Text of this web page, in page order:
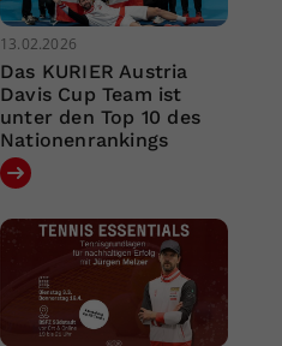
13.02.2026
Das KURIER Austria
Davis Cup Team ist
unter den Top 10 des
Nationenrankings